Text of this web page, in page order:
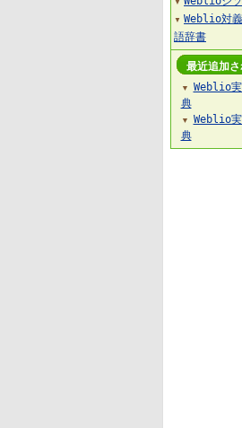
▼
▼ Weblio対
語辞書
最近追加
▼
Weblio
典
▼
Weblio
典